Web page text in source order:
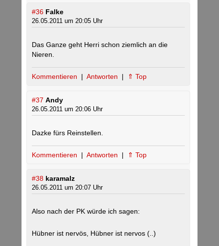
#36 Falke
26.05.2011 um 20:05 Uhr
Das Ganze geht Herri schon ziemlich an die
Nieren.
Kommentieren | Antworten | ⇑ Top
#37 Andy
26.05.2011 um 20:06 Uhr
Dazke fürs Reinstellen.
Kommentieren | Antworten | ⇑ Top
#38 karamalz
26.05.2011 um 20:07 Uhr
Also nach der PK würde ich sagen:
Hübner ist nervös, Hübner ist nervos (..)